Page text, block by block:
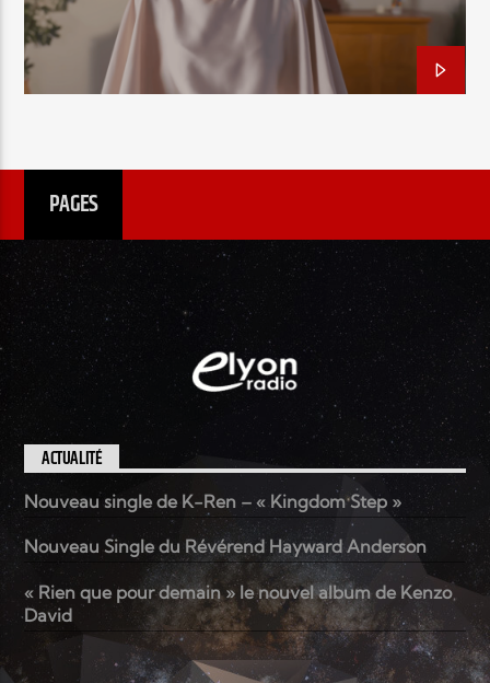
TITRE
ARTISTE
Radio Elyon
Elyon Rhema
Elyon Live
Elyon Kids
PAGES
ACTUALITÉ
Nouveau single de K-Ren – « Kingdom Step »
Nouveau Single du Révérend Hayward Anderson
« Rien que pour demain » le nouvel album de Kenzo
David